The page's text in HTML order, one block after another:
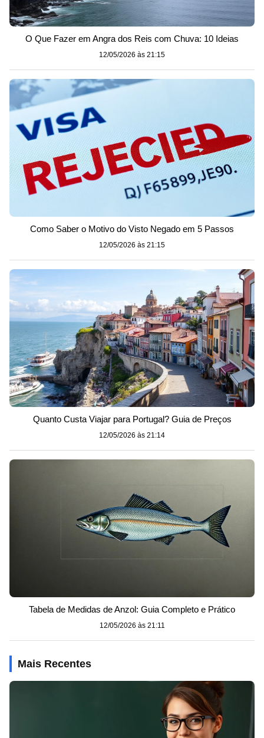
O Que Fazer em Angra dos Reis com Chuva: 10 Ideias
12/05/2026 às 21:15
Como Saber o Motivo do Visto Negado em 5 Passos
12/05/2026 às 21:15
Quanto Custa Viajar para Portugal? Guia de Preços
12/05/2026 às 21:14
Tabela de Medidas de Anzol: Guia Completo e Prático
12/05/2026 às 21:11
Mais Recentes